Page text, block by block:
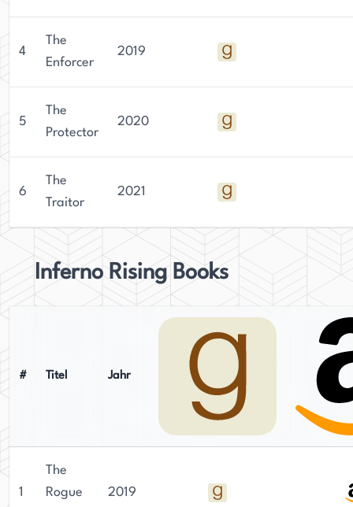
4
The
Enforcer
2019
5
The
Protector
2020
6
The
Traitor
2021
Inferno Rising Books
# Titel Jahr
1
The
Rogue
2019